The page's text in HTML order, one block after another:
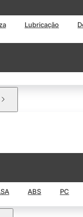
Lubricação
ABS PC